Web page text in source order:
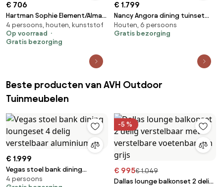
€ 706
Hartman Sophie Element/Alma
160 cm. tuinset – 5-delig
4 persoons, houten, kunststof
Op voorraad
Gratis bezorging
€ 1.799
Nancy Angora dining tuinset
220x100xH74 7 delig
verstelbaar
Houten, 6 persoons
Gratis bezorging
Beste producten van AVH Outdoor
Tuinmeubelen
€ 1.999
Vegas stoel bank dining
loungeset 4 delig verstelbaar
4 persoons
-5 %
€ 995€ 1.049
Dallas lounge balkonset 2 delig